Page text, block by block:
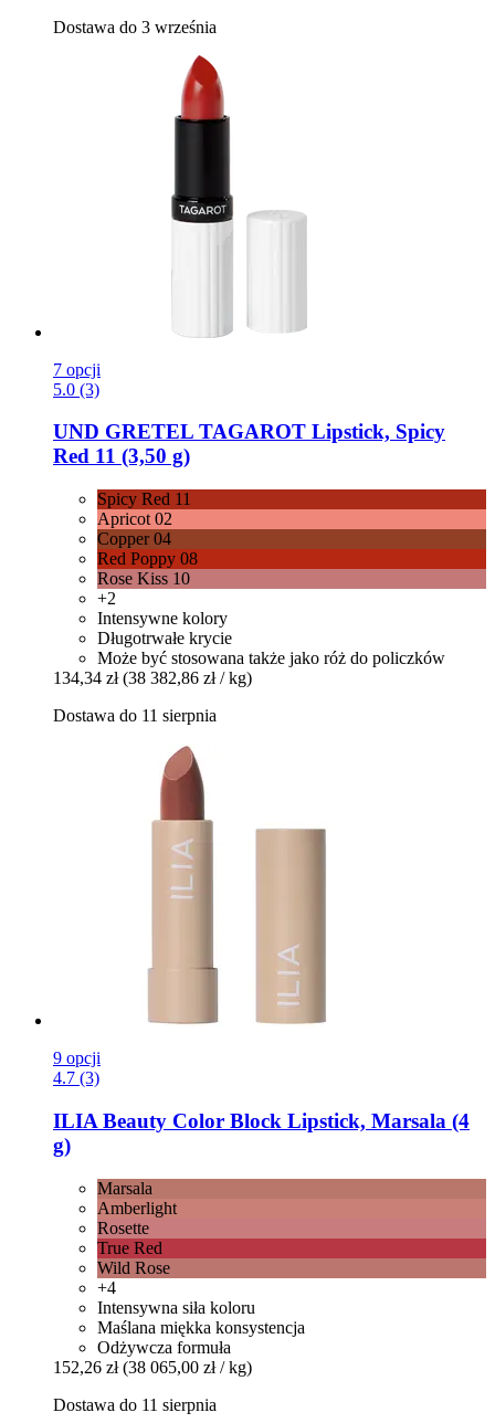
Dostawa do 3 września
7 opcji
5.0 (3)
UND GRETEL TAGAROT Lipstick, Spicy
Red 11 (3,50 g)
Spicy Red 11
Apricot 02
Copper 04
Red Poppy 08
Rose Kiss 10
+2
Intensywne kolory
Długotrwałe krycie
Może być stosowana także jako róż do policzków
134,34 zł (38 382,86 zł / kg)
Dostawa do 11 sierpnia
9 opcji
4.7 (3)
ILIA Beauty Color Block Lipstick, Marsala (4
g)
Marsala
Amberlight
Rosette
True Red
Wild Rose
+4
Intensywna siła koloru
Maślana miękka konsystencja
Odżywcza formuła
152,26 zł (38 065,00 zł / kg)
Dostawa do 11 sierpnia